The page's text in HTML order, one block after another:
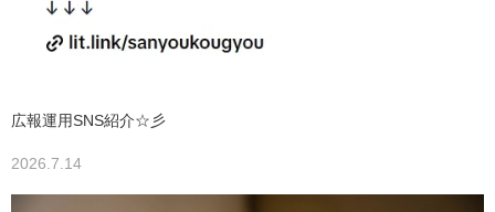
広報運用SNS紹介☆彡
2026.7.14